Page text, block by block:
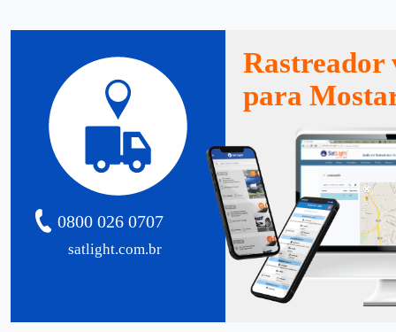
satlight.com.br
0800 026 0707
Rastreador
para